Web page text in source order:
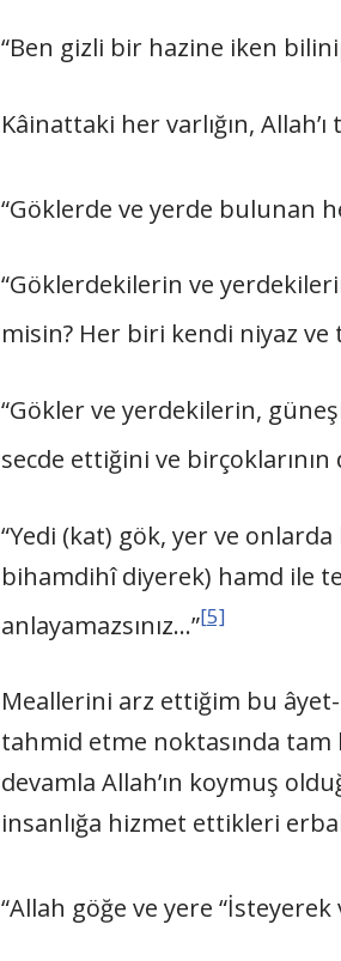
“Ben gizli bir hazine iken
Kâinattaki her varlığın,
“Göklerde ve yerde bulunan
“Göklerdekilerin ve
misin? Her biri kendi niyaz ve
“Gökler ve yerdekilerin,
secde ettiğini ve
“Yedi (kat) gök, yer ve
bihamdihî diyerek) hamd ile
anlayamazsınız…”[5]
Meallerini arz ettiğim bu
tahmid etme noktasında tam
devamla Allah’ın koymuş
insanlığa hizmet ettikleri
“Allah göğe ve yere